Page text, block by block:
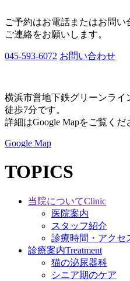
ご予約はお電話またはお問い
ご連絡をお願いします。
045-593-6072 お問い合わせ
横浜市営地下鉄グリーンライ
徒歩7分です。
詳細はGoogle Mapをご覧くだ
Google Map
TOPICS
当院についてClinic
医院案内
スタッフ紹介
診療時間・アクセ
診療案内Treatment
猫の泌尿器科
シニア期のケア